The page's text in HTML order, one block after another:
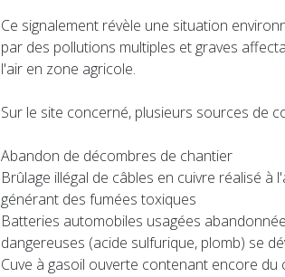
Ce signalement révèle une situation
par des pollutions multiples et graves
l'air en zone agricole.
Sur le site concerné, plusieurs sources de
Abandon de décombres de chantier
Brûlage illégal de câbles en cuivre réalisé à
générant des fumées toxiques
Batteries automobiles usagées
dangereuses (acide sulfurique, plomb) se
Cuve à gasoil ouverte contenant encore